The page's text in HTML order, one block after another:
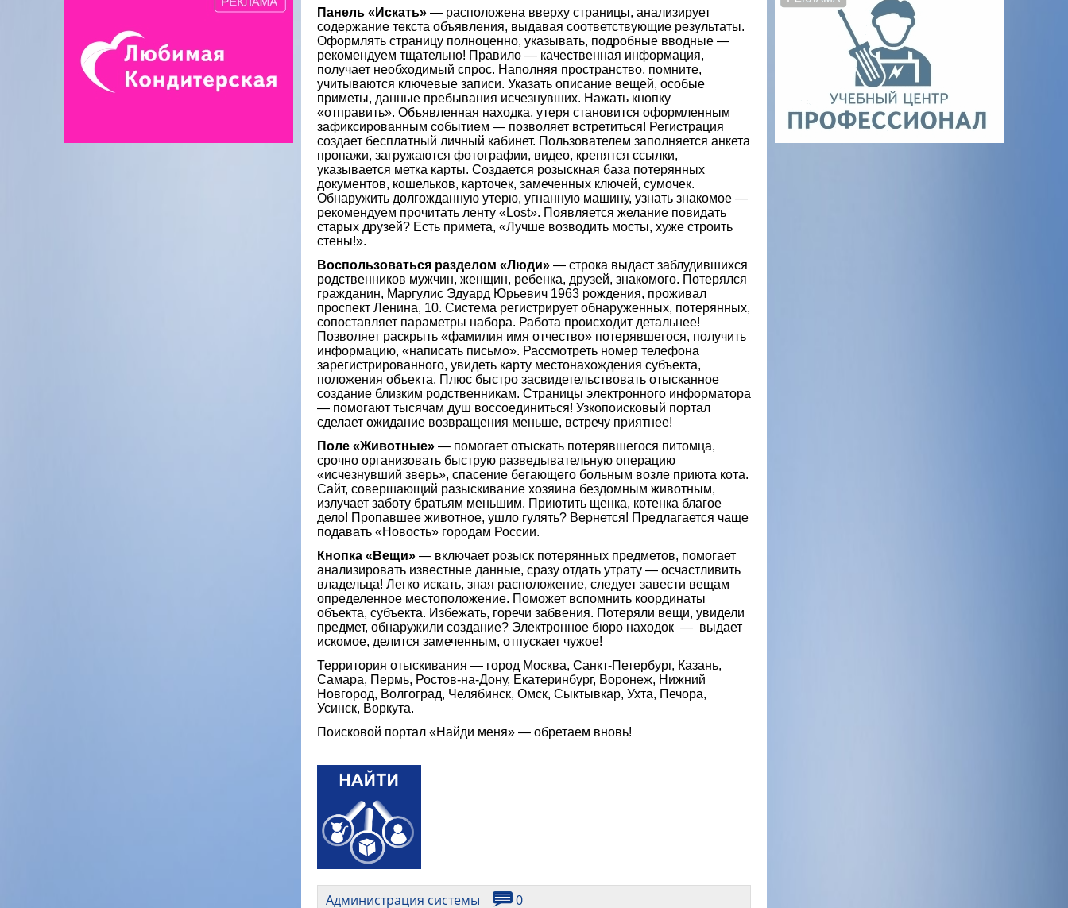
Панель «Искать» — расположена вверху страницы, анализирует
содержание текста объявления, выдавая соответствующие результаты.
Оформлять страницу полноценно, указывать, подробные вводные —
рекомендуем тщательно! Правило — качественная информация,
получает необходимый спрос. Наполняя пространство, помните,
учитываются ключевые записи. Указать описание вещей, особые
приметы, данные пребывания исчезнувших. Нажать кнопку
«отправить». Объявленная находка, утеря становится оформленным
зафиксированным событием — позволяет встретиться! Регистрация
создает бесплатный личный кабинет. Пользователем заполняется анкета
пропажи, загружаются фотографии, видео, крепятся ссылки,
указывается метка карты. Создается розыскная база потерянных
документов, кошельков, карточек, замеченных ключей, сумочек.
Обнаружить долгожданную утерю, угнанную машину, узнать знакомое —
рекомендуем прочитать ленту «Lost». Появляется желание повидать
старых друзей? Есть примета, «Лучше возводить мосты, хуже строить
стены!».
Воспользоваться разделом «Люди» — строка выдаст заблудившихся
родственников мужчин, женщин, ребенка, друзей, знакомого. Потерялся
гражданин, Маргулис Эдуард Юрьевич 1963 рождения, проживал
проспект Ленина, 10. Система регистрирует обнаруженных, потерянных,
сопоставляет параметры набора. Работа происходит детальнее!
Позволяет раскрыть «фамилия имя отчество» потерявшегося, получить
информацию, «написать письмо». Рассмотреть номер телефона
зарегистрированного, увидеть карту местонахождения субъекта,
положения объекта. Плюс быстро засвидетельствовать отысканное
создание близким родственникам. Страницы электронного информатора
— помогают тысячам душ воссоединиться! Узкопоисковый портал
сделает ожидание возвращения меньше, встречу приятнее!
Поле «Животные» — помогает отыскать потерявшегося питомца,
срочно организовать быструю разведывательную операцию
«исчезнувший зверь», спасение бегающего больным возле приюта кота.
Сайт, совершающий разыскивание хозяина бездомным животным,
излучает заботу братьям меньшим. Приютить щенка, котенка благое
дело! Пропавшее животное, ушло гулять? Вернется! Предлагается чаще
подавать «Новость» городам России.
Кнопка «Вещи» — включает розыск потерянных предметов, помогает
анализировать известные данные, сразу отдать утрату — осчастливить
владельца! Легко искать, зная расположение, следует завести вещам
определенное местоположение. Поможет вспомнить координаты
объекта, субъекта. Избежать, горечи забвения. Потеряли вещи, увидели
предмет, обнаружили создание? Электронное бюро находок — выдает
искомое, делится замеченным, отпускает чужое!
Территория отыскивания — город Москва, Санкт-Петербург, Казань,
Самара, Пермь, Ростов-на-Дону, Екатеринбург, Воронеж, Нижний
Новгород, Волгоград, Челябинск, Омск, Сыктывкар, Ухта, Печора,
Усинск, Воркута.
Поисковой портал «Найди меня» — обретаем вновь!
Администрация системы 0